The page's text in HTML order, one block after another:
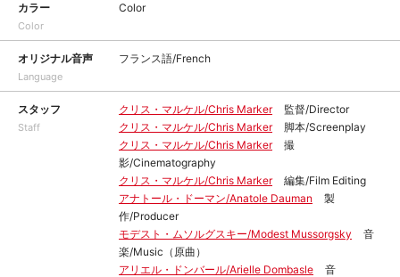
カラー
Color
Color
オリジナル音声
Language
フランス語/French
スタッフ
Staff
クリス・マルケル/Chris Marker
監督/Director
クリス・マルケル/Chris Marker
脚本/Screenplay
クリス・マルケル/Chris Marker
撮
影/Cinematography
クリス・マルケル/Chris Marker
編集/Film Editing
アナトール・ドーマン/Anatole Dauman
製
作/Producer
モデスト・ムソルグスキー/Modest Mussorgsky
音
楽/Music（原曲）
アリエル・ドンバール/Arielle Dombasle
音